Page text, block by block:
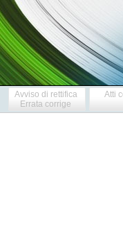
Avviso di rettifica
Errata corrige
Atti